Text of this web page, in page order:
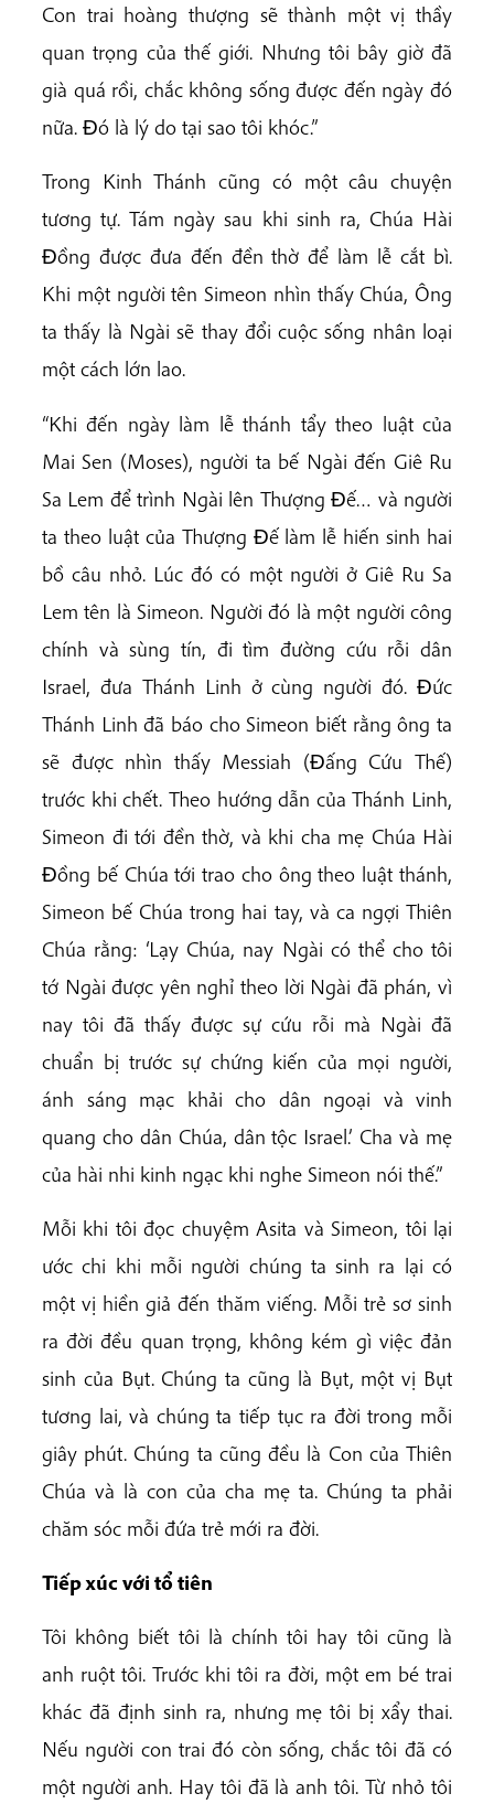
Con trai hoàng thượng sẽ thành một vị thầy
quan trọng của thế giới. Nhưng tôi bây giờ đã
già quá rồi, chắc không sống được đến ngày đó
nữa. Ðó là lý do tại sao tôi khóc.”
Trong Kinh Thánh cũng có một câu chuyện
tương tự. Tám ngày sau khi sinh ra, Chúa Hài
Ðồng được đưa đến đền thờ để làm lễ cắt bì.
Khi một người tên Simeon nhìn thấy Chúa, Ông
ta thấy là Ngài sẽ thay đổi cuộc sống nhân loại
một cách lớn lao.
“Khi đến ngày làm lễ thánh tẩy theo luật của
Mai Sen (Moses), người ta bế Ngài đến Giê Ru
Sa Lem để trình Ngài lên Thượng Ðế… và người
ta theo luật của Thượng Ðế làm lễ hiến sinh hai
bồ câu nhỏ. Lúc đó có một người ở Giê Ru Sa
Lem tên là Simeon. Người đó là một người công
chính và sùng tín, đi tìm đường cứu rỗi dân
Israel, đưa Thánh Linh ở cùng người đó. Ðức
Thánh Linh đã báo cho Simeon biết rằng ông ta
sẽ được nhìn thấy Messiah (Ðấng Cứu Thế)
trước khi chết. Theo hướng dẫn của Thánh Linh,
Simeon đi tới đền thờ, và khi cha mẹ Chúa Hài
Ðồng bế Chúa tới trao cho ông theo luật thánh,
Simeon bế Chúa trong hai tay, và ca ngợi Thiên
Chúa rằng: ‘Lạy Chúa, nay Ngài có thể cho tôi
tớ Ngài được yên nghỉ theo lời Ngài đã phán, vì
nay tôi đã thấy được sự cứu rỗi mà Ngài đã
chuẩn bị trước sự chứng kiến của mọi người,
ánh sáng mạc khải cho dân ngoại và vinh
quang cho dân Chúa, dân tộc Israel.’ Cha và mẹ
của hài nhi kinh ngạc khi nghe Simeon nói thế.”
Mỗi khi tôi đọc chuyệm Asita và Simeon, tôi lại
ước chi khi mỗi người chúng ta sinh ra lại có
một vị hiền giả đến thăm viếng. Mỗi trẻ sơ sinh
ra đời đều quan trọng, không kém gì việc đản
sinh của Bụt. Chúng ta cũng là Bụt, một vị Bụt
tương lai, và chúng ta tiếp tục ra đời trong mỗi
giây phút. Chúng ta cũng đều là Con của Thiên
Chúa và là con của cha mẹ ta. Chúng ta phải
chăm sóc mỗi đứa trẻ mới ra đời.
Tiếp xúc với tổ tiên
Tôi không biết tôi là chính tôi hay tôi cũng là
anh ruột tôi. Trước khi tôi ra đời, một em bé trai
khác đã định sinh ra, nhưng mẹ tôi bị xẩy thai.
Nếu người con trai đó còn sống, chắc tôi đã có
một người anh. Hay tôi đã là anh tôi. Từ nhỏ tôi